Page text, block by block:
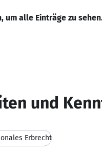
um alle Einträge zu
und
Erbrecht